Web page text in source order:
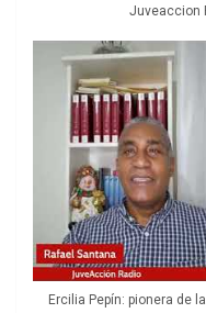
Juveaccion
Ercilia Pepín: pionera de